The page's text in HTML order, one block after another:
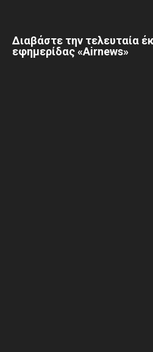
Διαβάστε την τελευταία
εφημερίδας «Airnews»